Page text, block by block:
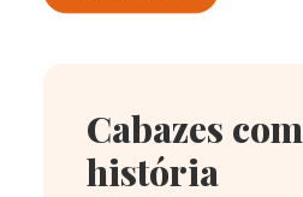
Cabazes
história